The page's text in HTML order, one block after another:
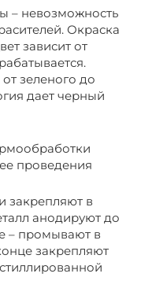
– невозможность
Окраска
зависит от
зеленого до
дает черный
проведения
закрепляют в
анодируют до
– промывают в
закрепляют